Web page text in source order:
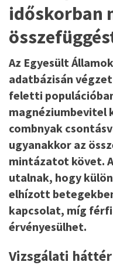
időskorban
Az Egyesült
adatbázisán
feletti
magnéziumbevitel
combnyak
ugyanakkor az
mintázatot követ.
utalnak, hogy
elhízott
kapcsolat, míg
érvényesülhet.
Vizsgálati háttér